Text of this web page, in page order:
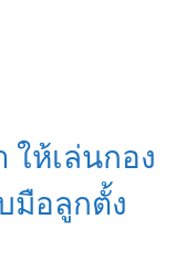
ให้เล่นกอง
มือลูกตั้ง